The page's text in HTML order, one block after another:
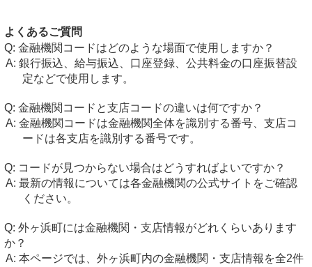
よくあるご質問
金融機関コードはどのような場面で使用しますか？
銀行振込、給与振込、口座登録、公共料金の口座振替設
定などで使用します。
金融機関コードと支店コードの違いは何ですか？
金融機関コードは金融機関全体を識別する番号、支店コ
ードは各支店を識別する番号です。
コードが見つからない場合はどうすればよいですか？
最新の情報については各金融機関の公式サイトをご確認
ください。
外ヶ浜町には金融機関・支店情報がどれくらいあります
か？
本ページでは、外ヶ浜町内の金融機関・支店情報を全2件